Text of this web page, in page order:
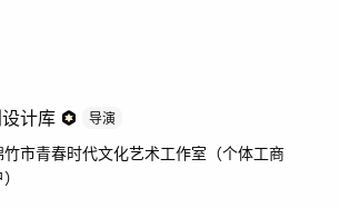
计库 导演
竹市青春时代文化艺术工作室（个体工商